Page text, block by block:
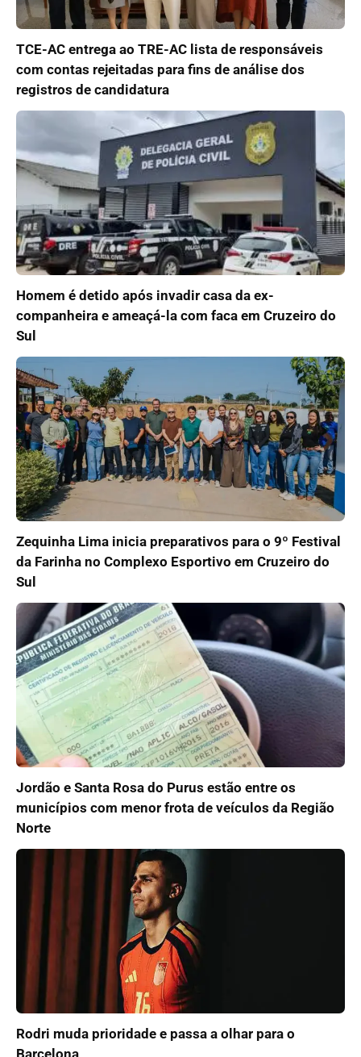
TCE-AC entrega ao TRE-AC lista de responsáveis
com contas rejeitadas para fins de análise dos
registros de candidatura
Homem é detido após invadir casa da ex-
companheira e ameaçá-la com faca em Cruzeiro do
Sul
Zequinha Lima inicia preparativos para o 9º Festival
da Farinha no Complexo Esportivo em Cruzeiro do
Sul
Jordão e Santa Rosa do Purus estão entre os
municípios com menor frota de veículos da Região
Norte
Rodri muda prioridade e passa a olhar para o